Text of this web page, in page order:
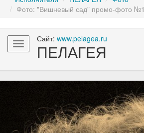
Фото: "Вишневый сад" промо-фото №1
Toggle
navigation
Сайт: www.pelagea.ru
ПЕЛАГЕЯ